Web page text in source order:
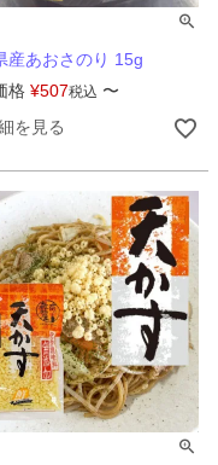
産あおさのり 15g
格 ¥507税込 〜
を見る